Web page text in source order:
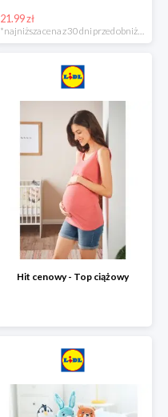
21.99 zł
Hit cenowy - Top ciążowy